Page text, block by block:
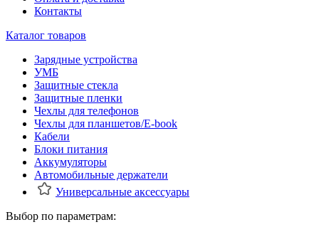
Контакты
Каталог товаров
Зарядные устройства
УМБ
Защитные стекла
Защитные пленки
Чехлы для телефонов
Чехлы для планшетов/E-book
Кабели
Блоки питания
Аккумуляторы
Автомобильные держатели
Универсальные аксессуары
Выбор по параметрам: